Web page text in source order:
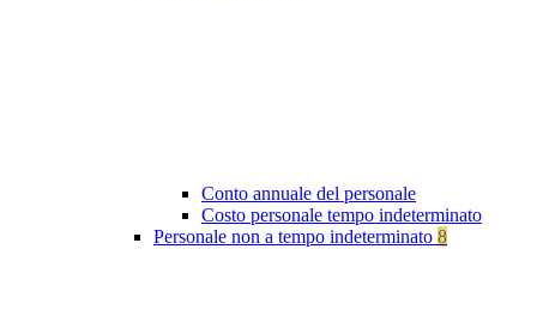
Conto annuale del personale
Costo personale tempo indeterminato
Personale non a tempo indeterminato 8